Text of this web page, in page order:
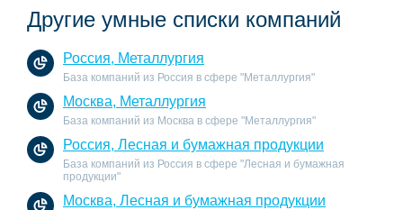
Другие умные списки компаний
Россия, Металлургия
База компаний из Россия в сфере "Металлургия"
Москва, Металлургия
База компаний из Москва в сфере "Металлургия"
Россия, Лесная и бумажная продукции
База компаний из Россия в сфере "Лесная и бумажная
продукции"
Москва, Лесная и бумажная продукции